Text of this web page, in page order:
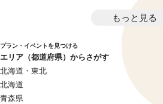
もっと見る
プラン・イベントを見つける
エリア（都道府県）からさがす
北海道・東北
北海道
青森県